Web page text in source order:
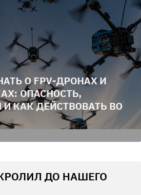
О FPV-ДРОНАХ И
ОПАСНОСТЬ,
КАК ДЕЙСТВОВАТЬ ВО
ДО НАШЕГО